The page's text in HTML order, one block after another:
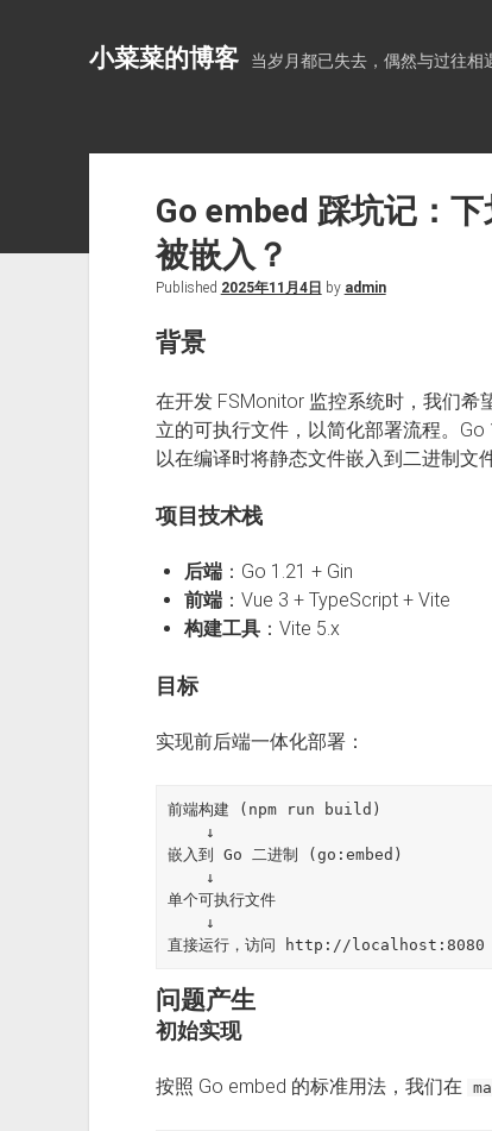
小菜菜的博客 当岁月都已失去，偶然与过往相
Go embed 踩坑记：
被嵌入？
Published 2025年11月4日 by admin
背景
在开发 FSMonitor 监控系统时，我们希
立的可执行文件，以简化部署流程。Go
以在编译时将静态文件嵌入到二进制文件
项目技术栈
后端：Go 1.21 + Gin
前端：Vue 3 + TypeScript + Vite
构建工具：Vite 5.x
目标
实现前后端一体化部署：
前端构建 (npm run build)
嵌入到 Go 二进制 (go:embed)
单个可执行文件
问题产生
初始实现
按照 Go embed 的标准用法，我们在